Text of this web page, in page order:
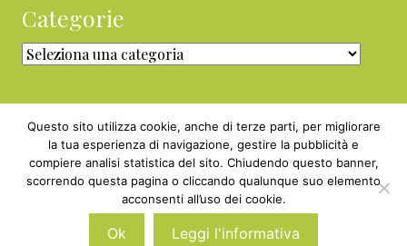
Categorie
Categorie
Copyright © 2010 - 2026 BabyGreen™ ·
P.IVA 05829800969 · Webmaster
Nexnova.net
Questo sito utilizza cookie, anche di terze parti, per migliorare
la tua esperienza di navigazione, gestire la pubblicità e
compiere analisi statistica del sito. Chiudendo questo banner,
scorrendo questa pagina o cliccando qualunque suo elemento
acconsenti all’uso dei cookie.
Ok Leggi l'informativa